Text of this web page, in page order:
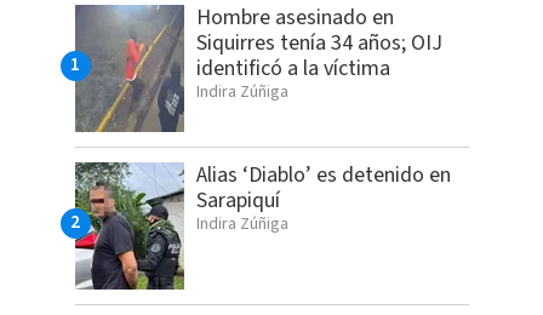
Hombre asesinado en
Siquirres tenía 34 años; OIJ
identificó a la víctima
Indira Zúñiga
Alias ‘Diablo’ es detenido en
Sarapiquí
Indira Zúñiga